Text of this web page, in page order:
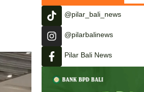
@pilar_bali_news
@pilarbalinews
Pilar Bali News